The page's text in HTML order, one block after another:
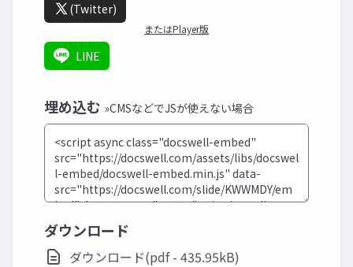
(Twitter)
またはPlayer版
LINE
埋め込む »CMSなどでJSが使えない場合
ダウンロード
ダウンロード(pdf - 435.95kB)